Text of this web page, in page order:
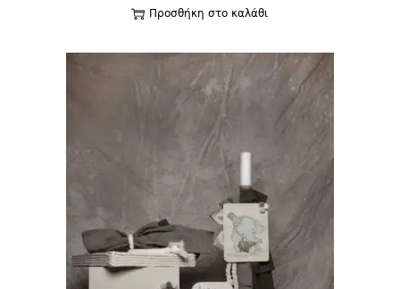
Προσθήκη στο καλάθι